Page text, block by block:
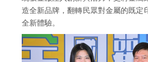
造全新品牌，翻轉民眾對金屬的既定
全新體驗。